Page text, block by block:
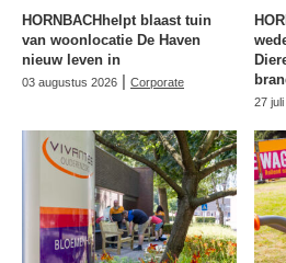
HORNBACHhelpt blaast tuin
van woonlocatie De Haven
nieuw leven in
03 augustus 2026 | Corporate
27